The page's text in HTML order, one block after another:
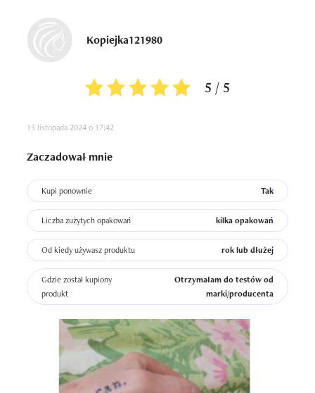
Kopiejka121980
5 / 5
15 listopada 2024 o 17:42
Zaczadował mnie
Kupi ponownie Tak
Liczba zużytych opakowań kilka opakowań
Od kiedy używasz produktu rok lub dłużej
Gdzie został kupiony
produkt
Otrzymałam do testów od
marki/producenta